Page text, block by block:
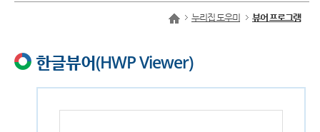
누리집 도우미 뷰어 프로그램
한글뷰어(HWP Viewer)